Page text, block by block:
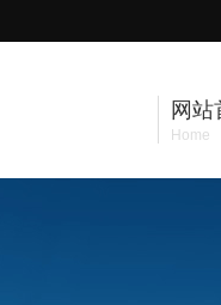
网站
Home